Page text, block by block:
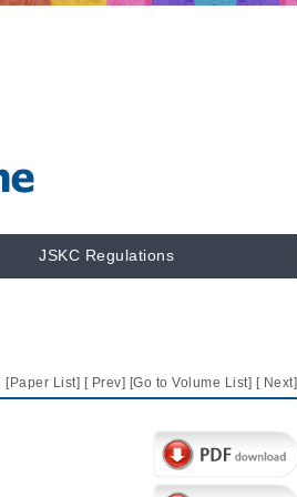
JSKC Regulations
[Paper List] [Prev] [Go to Volume List] [Next]